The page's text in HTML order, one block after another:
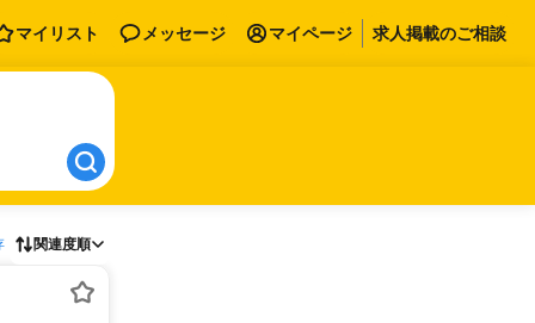
マイリスト メッセージ マイページ 求人掲載のご相談
関連度順